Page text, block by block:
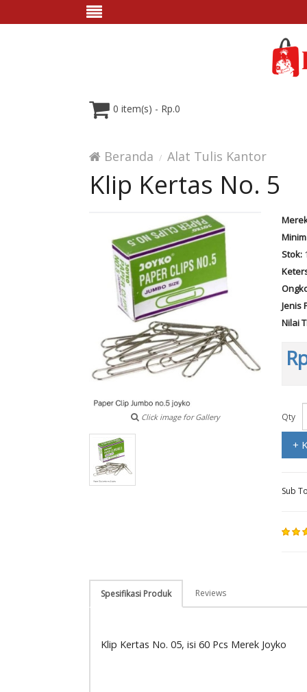
0 item(s) - Rp.0
Beranda Alat Tulis Kantor
Klip Kertas No. 5
Click image for Gallery
Stok:
Jenis
Nilai
Qty
+
Sub
Spesifikasi Produk Reviews
Klip Kertas No. 05, isi 60 Pcs Merek Joyko